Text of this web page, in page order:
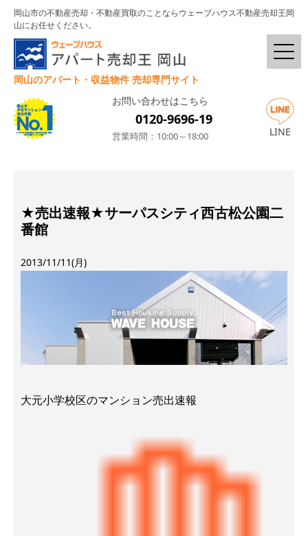
岡山市の不動産売却・不動産買取のことならウェーブハウス不動産売却王岡
山にお任せください。
岡山のアパート・収益物件 売却専門サイト
お問い合わせはこちら
0120-9696-19
営業時間：10:00～18:00 LINE
★売出速報★サーパスシティ西古松公園二
番館
2013/11/11(月)
大元小学校区のマンション売出速報